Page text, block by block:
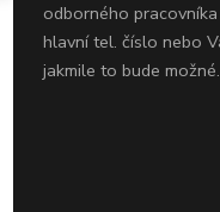
odborného
hlavní tel. číslo nebo
jakmile to bude možné.